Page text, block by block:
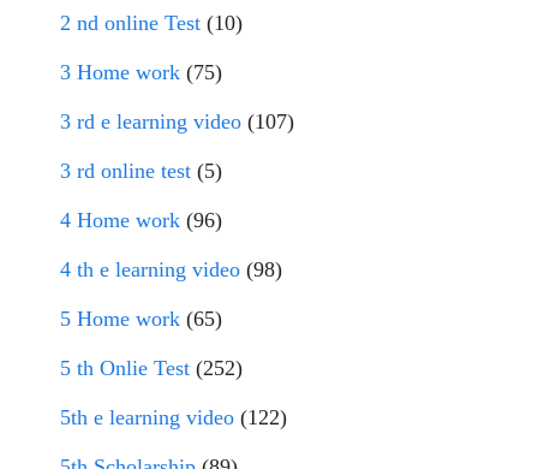
2 nd online Test (10)
3 Home work (75)
3 rd e learning video (107)
3 rd online test (5)
4 Home work (96)
4 th e learning video (98)
5 Home work (65)
5 th Onlie Test (252)
5th e learning video (122)